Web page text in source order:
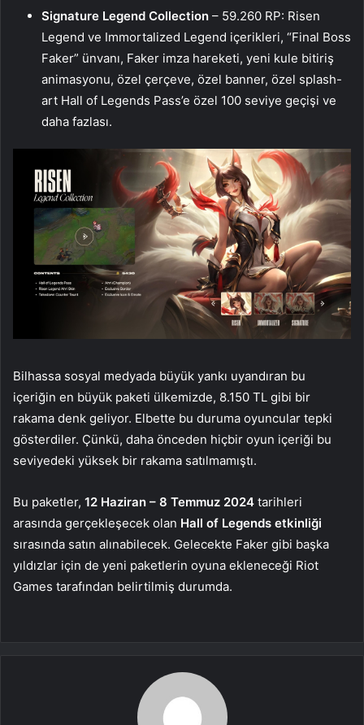
Signature Legend Collection – 59.260 RP: Risen
Legend ve Immortalized Legend içerikleri, “Final Boss
Faker” ünvanı, Faker imza hareketi, yeni kule bitiriş
animasyonu, özel çerçeve, özel banner, özel splash-
art Hall of Legends Pass’e özel 100 seviye geçişi ve
daha fazlası.
Bilhassa sosyal medyada büyük yankı uyandıran bu
içeriğin en büyük paketi ülkemizde, 8.150 TL gibi bir
rakama denk geliyor. Elbette bu duruma oyuncular tepki
gösterdiler. Çünkü, daha önceden hiçbir oyun içeriği bu
seviyedeki yüksek bir rakama satılmamıştı.
Bu paketler, 12 Haziran – 8 Temmuz 2024 tarihleri
arasında gerçekleşecek olan Hall of Legends etkinliği
sırasında satın alınabilecek. Gelecekte Faker gibi başka
yıldızlar için de yeni paketlerin oyuna ekleneceği Riot
Games tarafından belirtilmiş durumda.